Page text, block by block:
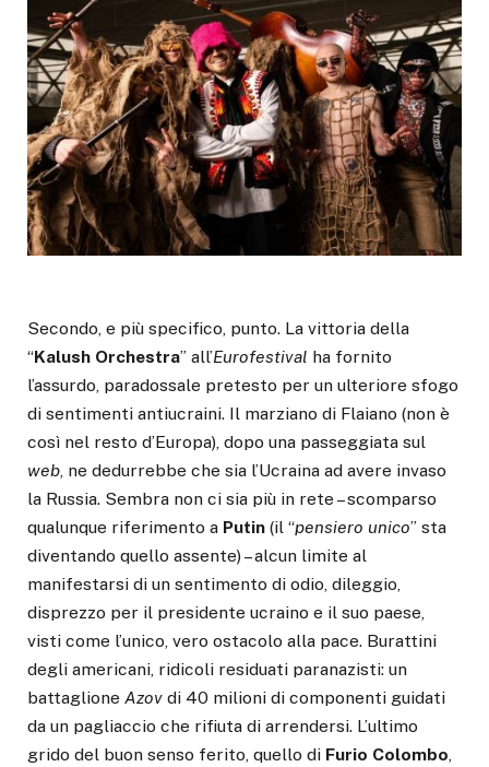
Secondo, e più specifico, punto. La vittoria della
“Kalush Orchestra” all’Eurofestival ha fornito
l’assurdo, paradossale pretesto per un ulteriore sfogo
di sentimenti antiucraini. Il marziano di Flaiano (non è
così nel resto d’Europa), dopo una passeggiata sul
web, ne dedurrebbe che sia l’Ucraina ad avere invaso
la Russia. Sembra non ci sia più in rete – scomparso
qualunque riferimento a Putin (il “pensiero unico” sta
diventando quello assente) – alcun limite al
manifestarsi di un sentimento di odio, dileggio,
disprezzo per il presidente ucraino e il suo paese,
visti come l’unico, vero ostacolo alla pace. Burattini
degli americani, ridicoli residuati paranazisti: un
battaglione Azov di 40 milioni di componenti guidati
da un pagliaccio che rifiuta di arrendersi. L’ultimo
grido del buon senso ferito, quello di Furio Colombo,